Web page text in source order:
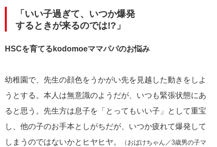
「いい子過ぎて、いつか爆発
するときが来るのでは!?」
HSCを育てるkodomoeママパパのお悩み
幼稚園で、先生の顔色をうかがい先を見越した動きをしよ
うとする。本人は無意識のようだが、いつも緊張状態にあ
ると思う。先生方は息子を「とってもいい子」として重宝
し、他の子のお手本としがちだが、いつか疲れて爆発して
しまうのではないかとヒヤヒヤ。
（おばけちゃん／3歳男の子マ